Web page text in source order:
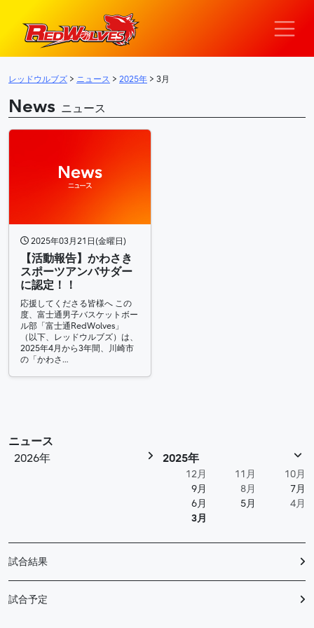
メインナビゲーション
レ
レッドウルブズ > ニュース > 2025年 > 3月
News ニュース
2025年03月21日(金曜日)
【活動報告】かわさき
スポーツアンバサダー
に認定！！
応援してくださる皆様へ この
度、富士通男子バスケットボー
ル部「富士通RedWolves」
（以下、レッドウルブズ）は、
2025年4月から3年間、川崎市
の「かわさ…
ニュース
2026年
2025年
12月 11月
10月
9月
8月
7月
6月
5月
4月
3月
試合結果
試合予定